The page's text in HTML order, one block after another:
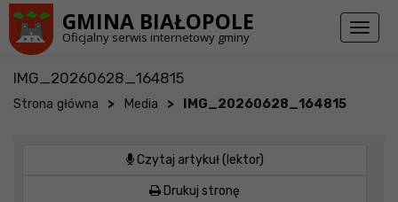
GMINA BIAŁOPOLE
Oficjalny serwis internetowy gminy
Toggle
IMG_20260628_164815
Strona główna > Media > IMG_20260628_164815
Czytaj artykuł (lektor)
Drukuj stronę